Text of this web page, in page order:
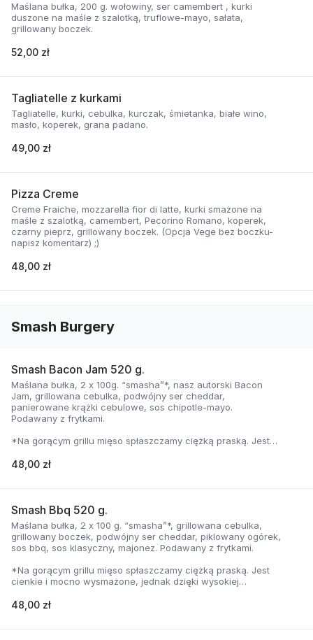
Maślana bułka, 200 g. wołowiny, ser camembert , kurki
duszone na maśle z szalotką, truflowe-mayo, sałata,
grillowany boczek.
52,00 zł
Tagliatelle z kurkami
Tagliatelle, kurki, cebulka, kurczak, śmietanka, białe wino,
masło, koperek, grana padano.
49,00 zł
Pizza Creme
Creme Fraiche, mozzarella fior di latte, kurki smażone na
maśle z szalotką, camembert, Pecorino Romano, koperek,
czarny pieprz, grillowany boczek. (Opcja Vege bez boczku-
napisz komentarz) ;)
48,00 zł
Smash Burgery
Smash Bacon Jam 520 g.
Maślana bułka, 2 x 100g. “smasha”*, nasz autorski Bacon
Jam, grillowana cebulka, podwójny ser cheddar,
panierowane krążki cebulowe, sos chipotle-mayo.
Podawany z frytkami.
*Na gorącym grillu mięso spłaszczamy ciężką praską. Jest
temperaturze, zyskuje jednocześnie chrupiąca skorupkę i
48,00 zł
Smash Bbq 520 g.
Maślana bułka, 2 x 100 g. “smasha”*, grillowana cebulka,
grillowany boczek, podwójny ser cheddar, piklowany ogórek,
sos bbq, sos klasyczny, majonez. Podawany z frytkami.
*Na gorącym grillu mięso spłaszczamy ciężką praską. Jest
cienkie i mocno wysmażone, jednak dzięki wysokiej
delikatną soczystość.
48,00 zł